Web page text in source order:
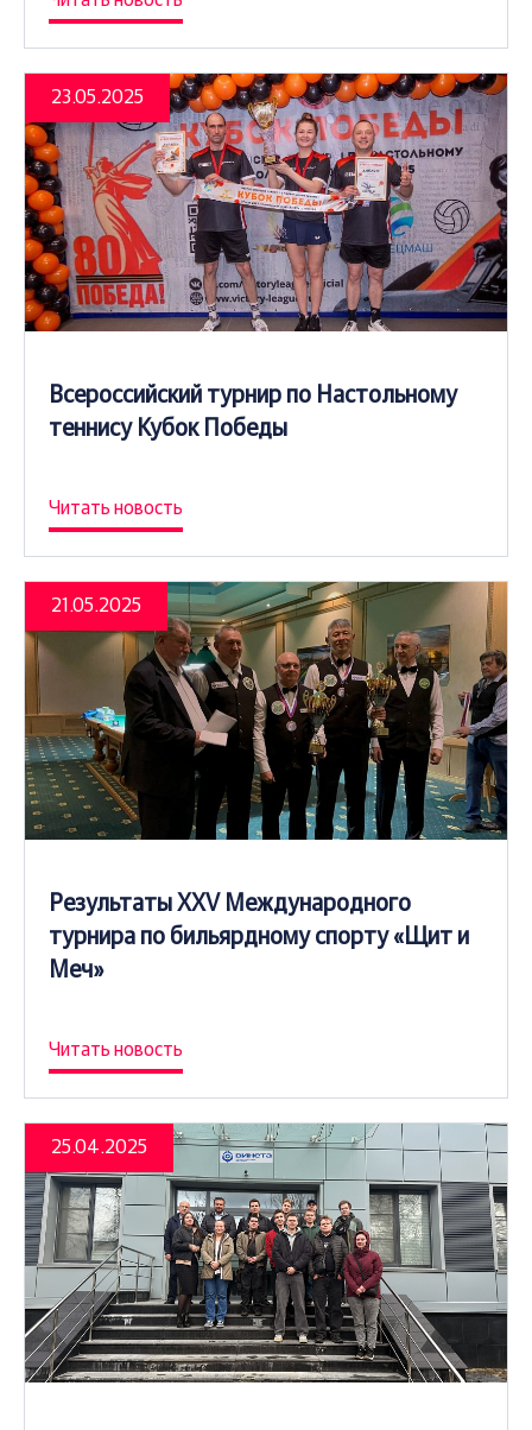
23.05.2025
Всероссийский турнир по Настольному
теннису Кубок Победы
Читать новость
21.05.2025
Результаты XXV Международного
турнира по бильярдному спорту «Щит и
Меч»
Читать новость
25.04.2025